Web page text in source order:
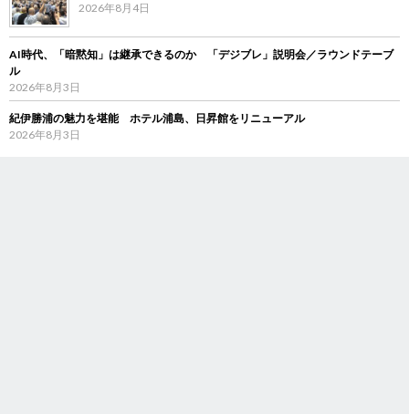
2026年8月4日
AI時代、「暗黙知」は継承できるのか 「デジブレ」説明会／ラウンドテーブ
ル
2026年8月3日
紀伊勝浦の魅力を堪能 ホテル浦島、日昇館をリニューアル
2026年8月3日